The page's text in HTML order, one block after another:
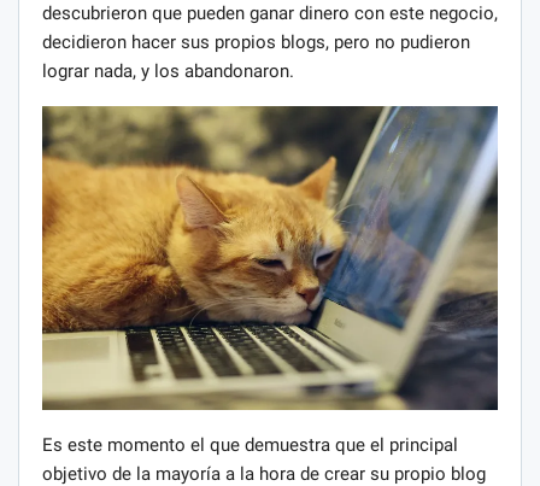
descubrieron que pueden ganar dinero con este negocio,
decidieron hacer sus propios blogs, pero no pudieron
lograr nada, y los abandonaron.
Es este momento el que demuestra que el principal
objetivo de la mayoría a la hora de crear su propio blog